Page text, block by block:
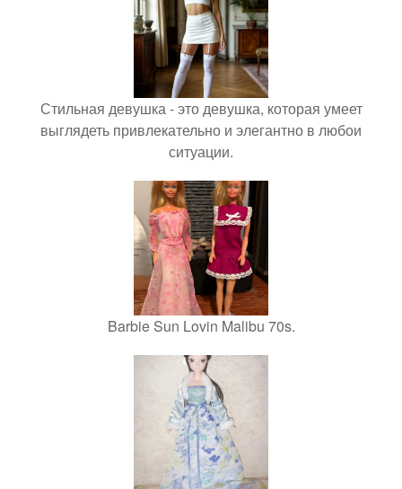
Стильная девушка - это девушка, которая умеет
выглядеть привлекательно и элегантно в любои
ситуации.
Barbie Sun Lovin Malibu 70s.